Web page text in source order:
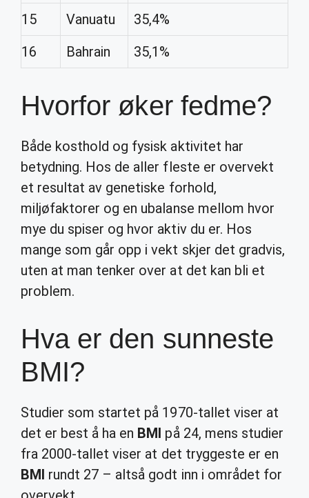
15
Vanuatu
35,4%
16
Bahrain 35,1%
Hvorfor øker fedme?
Både kosthold og fysisk aktivitet har
betydning. Hos de aller fleste er overvekt
et resultat av genetiske forhold,
miljøfaktorer og en ubalanse mellom hvor
mye du spiser og hvor aktiv du er. Hos
mange som går opp i vekt skjer det gradvis,
uten at man tenker over at det kan bli et
problem.
Hva er den sunneste
BMI?
Studier som startet på 1970-tallet viser at
det er best å ha en BMI på 24, mens studier
fra 2000-tallet viser at det tryggeste er en
BMI rundt 27 – altså godt inn i området for